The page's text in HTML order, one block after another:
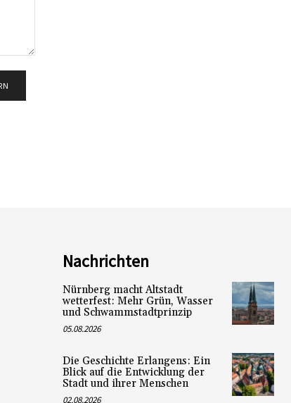
Nachrichten
Nürnberg macht Altstadt
wetterfest: Mehr Grün, Wasser
und Schwammstadtprinzip
05.08.2026
Die Geschichte Erlangens: Ein
Blick auf die Entwicklung der
Stadt und ihrer Menschen
02.08.2026